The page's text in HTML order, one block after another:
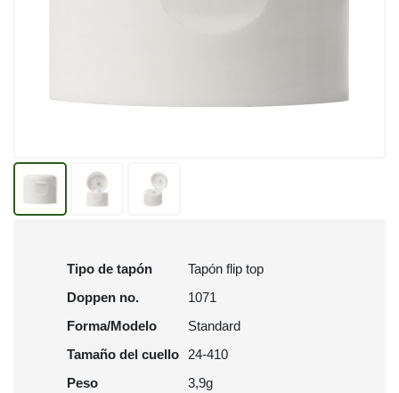
Tipo de tapón
Tapón flip top
Doppen no.
1071
Forma/Modelo
Standard
Tamaño del cuello
24-410
Peso
3,9g